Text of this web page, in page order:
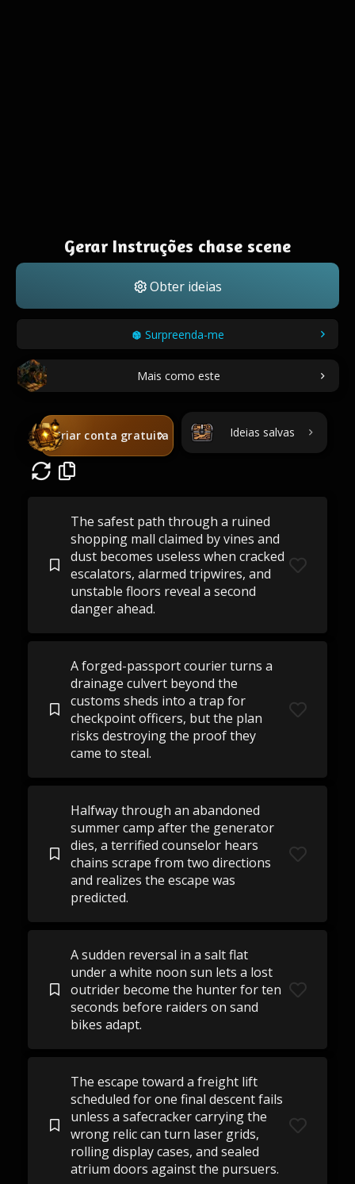
Gerar Instruções chase scene
Obter ideias
Surpreenda-me
Mais como este
Criar conta gratuita Ideias salvas
The safest path through a ruined
shopping mall claimed by vines and
dust becomes useless when cracked
escalators, alarmed tripwires, and
unstable floors reveal a second
danger ahead.
A forged-passport courier turns a
drainage culvert beyond the
customs sheds into a trap for
checkpoint officers, but the plan
risks destroying the proof they
came to steal.
Halfway through an abandoned
summer camp after the generator
dies, a terrified counselor hears
chains scrape from two directions
and realizes the escape was
predicted.
A sudden reversal in a salt flat
under a white noon sun lets a lost
outrider become the hunter for ten
seconds before raiders on sand
bikes adapt.
The escape toward a freight lift
scheduled for one final descent fails
unless a safecracker carrying the
wrong relic can turn laser grids,
rolling display cases, and sealed
atrium doors against the pursuers.